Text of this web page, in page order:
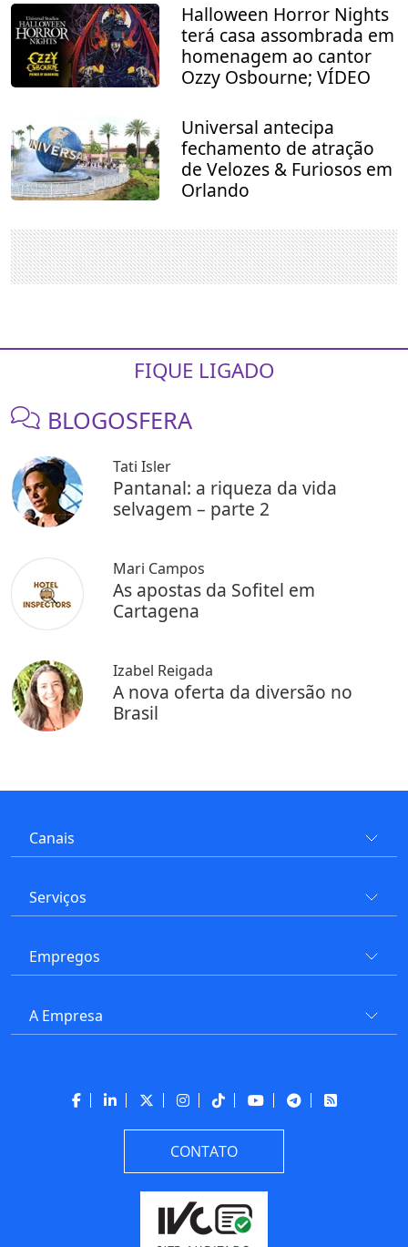
Halloween Horror Nights
terá casa assombrada em
homenagem ao cantor
Ozzy Osbourne; VÍDEO
Universal antecipa
fechamento de atração
de Velozes & Furiosos em
Orlando
FIQUE LIGADO
BLOGOSFERA
Tati Isler
Pantanal: a riqueza da vida
selvagem – parte 2
Mari Campos
As apostas da Sofitel em
Cartagena
Izabel Reigada
A nova oferta da diversão no
Brasil
Canais
Serviços
Empregos
A Empresa
CONTATO